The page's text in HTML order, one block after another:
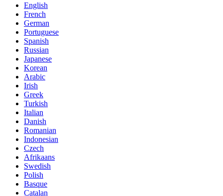
English
French
German
Portuguese
Spanish
Russian
Japanese
Korean
Arabic
Irish
Greek
Turkish
Italian
Danish
Romanian
Indonesian
Czech
Afrikaans
Swedish
Polish
Basque
Catalan